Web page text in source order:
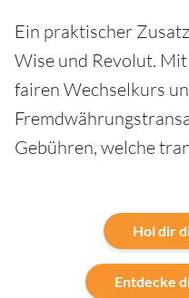
Ein praktischer
Wise und Revolut.
fairen Wechselkurs
Gebühren, welche
Hol dir
Entdecke